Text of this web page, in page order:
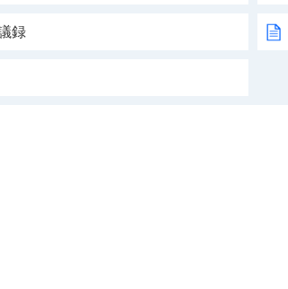
録